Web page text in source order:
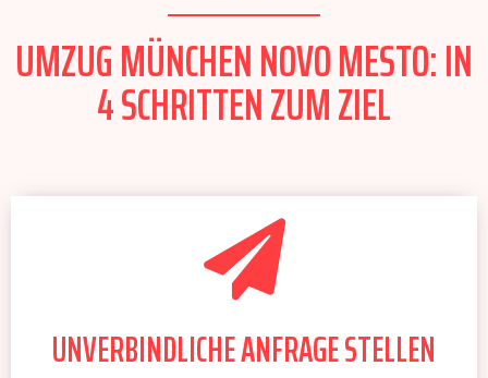
UMZUG MÜNCHEN NOVO MESTO: IN
4 SCHRITTEN ZUM ZIEL
UNVERBINDLICHE ANFRAGE STELLEN